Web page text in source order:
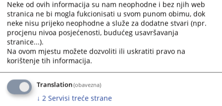
the
keyboard
shortcuts
changing
dates.
the
keyboard
shortcuts
changing
21.12.2022.
Pravilnik o postupku provođenja javnog konkursa za
zapošljavanje radnika u Osnovnom sudu u Modriči
Neke od ovih informacija su nam neophodne i bez njih web
stranica ne bi mogla fukcionisati u svom punom obimu, dok
neke nisu prijeko neophodne a služe za dodatne stvari (npr.
procjenu nivoa posjećenosti, budućeg usavršavanja
stranice...).
Na ovom mjestu možete dozvoliti ili uskratiti pravo na
korištenje tih informacija.
Translation(obavezna)
↓ 2 Servisi treće strane